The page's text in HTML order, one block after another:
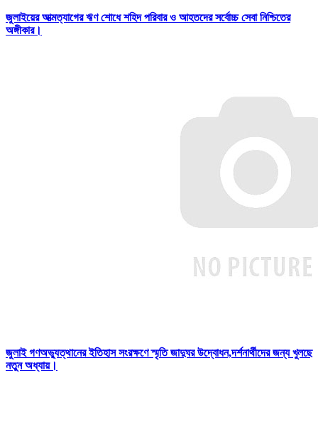
জুলাইয়ের আত্মত্যাগের ঋণ শোধে শহিদ পরিবার ও আহতদের সর্বোচ্চ সেবা নিশ্চিতের
অঙ্গীকার।
জুলাই গণঅভ্যুত্থানের ইতিহাস সংরক্ষণে স্মৃতি জাদুঘর উদ্বোধন,দর্শনার্থীদের জন্য খুলছে
নতুন অধ্যায়।